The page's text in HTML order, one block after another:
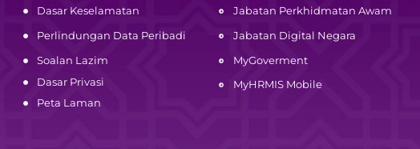
Dasar Keselamatan
Perlindungan Data Peribadi
Soalan Lazim
Dasar Privasi
Peta Laman
Jabatan Perkhidmatan Awam
Jabatan Digital Negara
MyGoverment
MyHRMIS Mobile